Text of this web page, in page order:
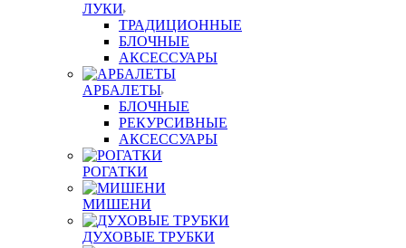
ЛУКИ
ТРАДИЦИОННЫЕ
БЛОЧНЫЕ
АКСЕССУАРЫ
АРБАЛЕТЫ
БЛОЧНЫЕ
РЕКУРСИВНЫЕ
АКСЕССУАРЫ
РОГАТКИ
МИШЕНИ
ДУХОВЫЕ ТРУБКИ